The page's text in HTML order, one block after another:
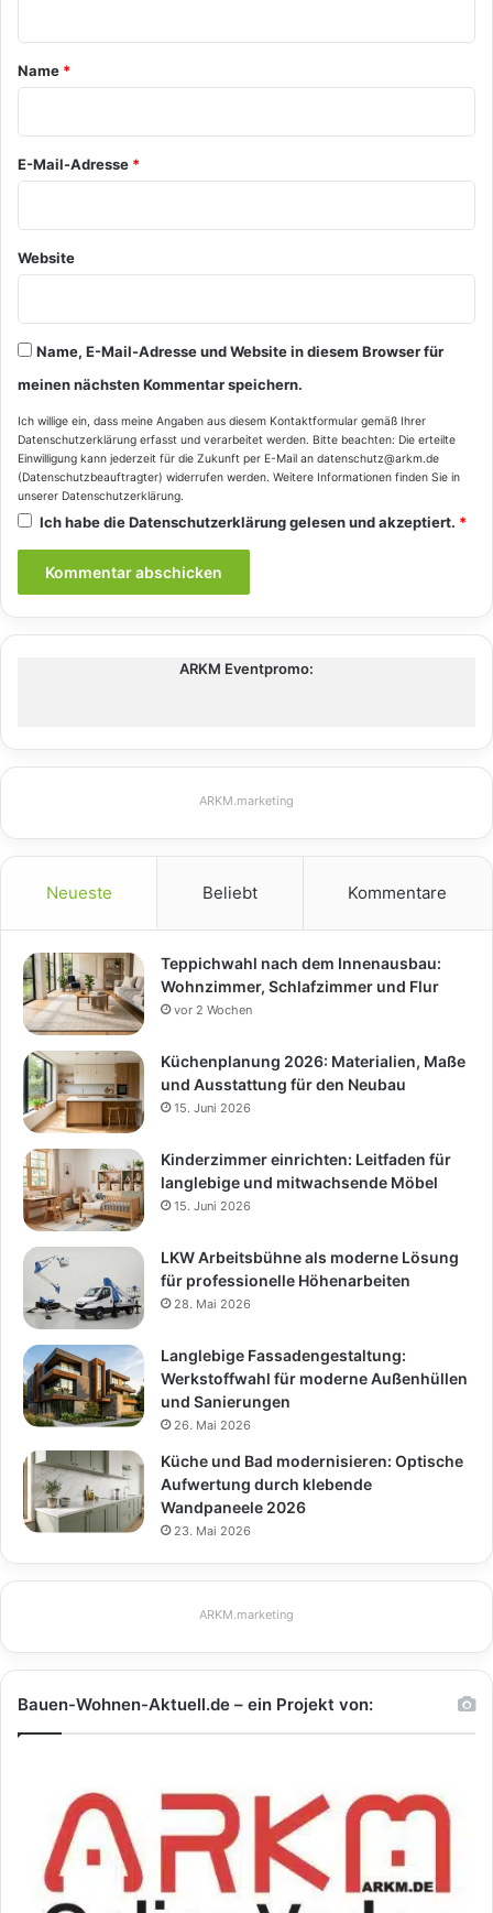
a
*
Name *
E-Mail-Adresse *
Website
Name, E-Mail-Adresse und Website in diesem Browser für
meinen nächsten Kommentar speichern.
Ich willige ein, dass meine Angaben aus diesem Kontaktformular gemäß Ihrer
Datenschutzerklärung erfasst und verarbeitet werden. Bitte beachten: Die erteilte
Einwilligung kann jederzeit für die Zukunft per E-Mail an datenschutz@arkm.de
(Datenschutzbeauftragter) widerrufen werden. Weitere Informationen finden Sie in
unserer Datenschutzerklärung.
Ich habe dieDatenschutzerklärunggelesen und akzeptiert. *
ARKM Eventpromo:
ARKM.marketing
Neueste Beliebt Kommentare
Teppichwahl nach dem Innenausbau:
Wohnzimmer, Schlafzimmer und Flur
vor 2 Wochen
Küchenplanung 2026: Materialien, Maße
und Ausstattung für den Neubau
15. Juni 2026
Kinderzimmer einrichten: Leitfaden für
langlebige und mitwachsende Möbel
15. Juni 2026
LKW Arbeitsbühne als moderne Lösung
für professionelle Höhenarbeiten
28. Mai 2026
Langlebige Fassadengestaltung:
Werkstoffwahl für moderne Außenhüllen
und Sanierungen
26. Mai 2026
Küche und Bad modernisieren: Optische
Aufwertung durch klebende
Wandpaneele 2026
23. Mai 2026
ARKM.marketing
Bauen-Wohnen-Aktuell.de – ein Projekt von: